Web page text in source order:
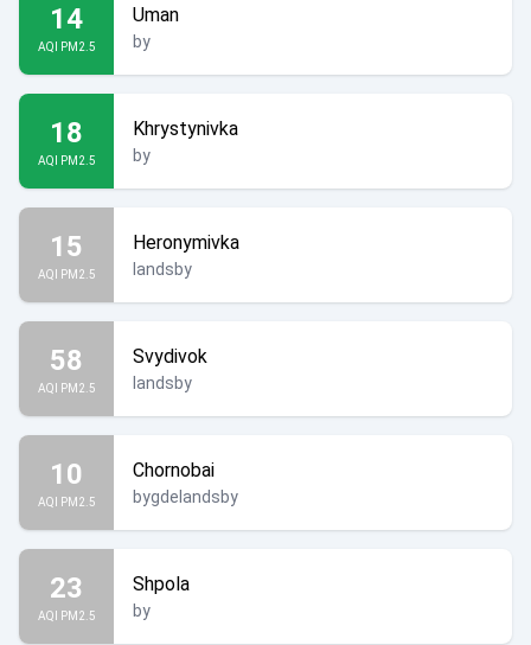
14
AQI PM2.5
Uman
by
18
AQI PM2.5
Khrystynivka
by
15
AQI PM2.5
Heronymivka
landsby
58
AQI PM2.5
Svydivok
landsby
10
AQI PM2.5
Chornobai
bygdelandsby
23
AQI PM2.5
Shpola
by